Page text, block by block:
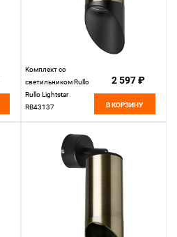
Комплект со
светильником Rullo
Rullo Lightstar
RB43137
2 597 ₽
В КОРЗИНУ